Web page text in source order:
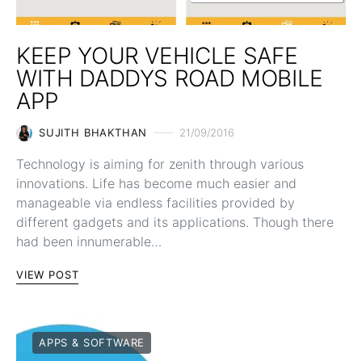
KEEP YOUR VEHICLE SAFE
WITH DADDYS ROAD MOBILE
APP
SUJITH BHAKTHAN 21/09/2016
Technology is aiming for zenith through various
innovations. Life has become much easier and
manageable via endless facilities provided by
different gadgets and its applications. Though there
had been innumerable…
VIEW POST
APPS & SOFTWARE